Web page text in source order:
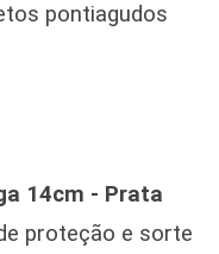
pontiagudos
14cm - Prata
proteção e sorte